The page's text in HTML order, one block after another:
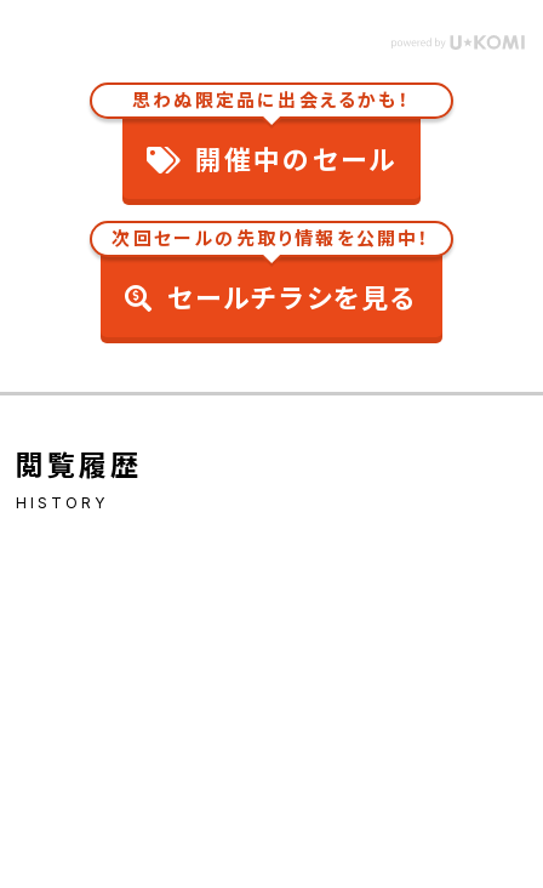
思わぬ限定品に出会えるかも！
開催中のセール
次回セールの先取り情報を公開中！
セールチラシを見る
閲覧履歴
HISTORY